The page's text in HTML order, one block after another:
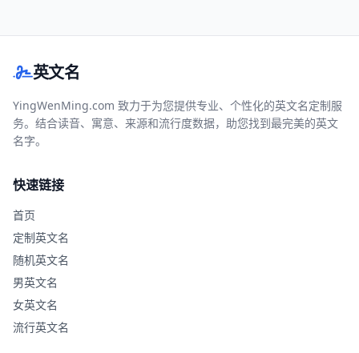
英文名
YingWenMing.com 致力于为您提供专业、个性化的英文名定制服
务。结合读音、寓意、来源和流行度数据，助您找到最完美的英文
名字。
快速链接
首页
定制英文名
随机英文名
男英文名
女英文名
流行英文名